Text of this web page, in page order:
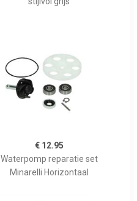
€ 12.95
Waterpomp reparatie set
Minarelli Horizontaal